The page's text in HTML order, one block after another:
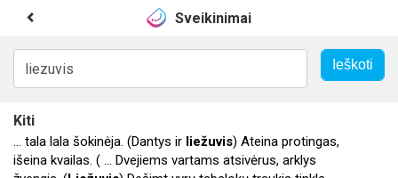
Sveikinimai
Kiti
... tala lala šokinėja. (Dantys ir liežuvis) Ateina protingas,
išeina kvailas. ( ... Dvejiems vartams atsivėrus, arklys